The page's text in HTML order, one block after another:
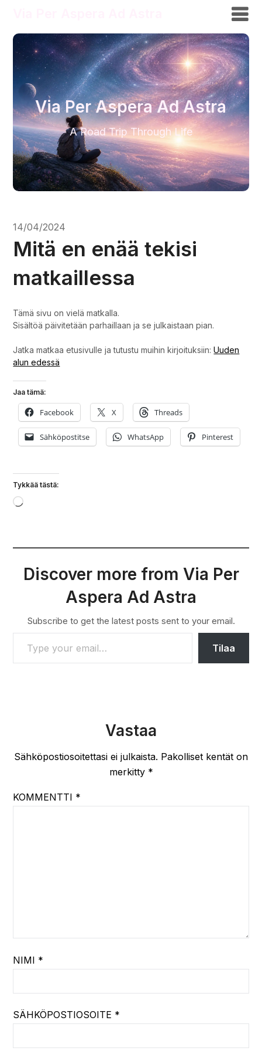
Via Per Aspera Ad Astra
A Road Trip Through Life
14/04/2024
Mitä en enää tekisi
matkaillessa
Tämä sivu on vielä matkalla.
Sisältöä päivitetään parhaillaan ja se julkaistaan pian.
Jatka matkaa etusivulle ja tutustu muihin kirjoituksiin:Uuden
alun edessä
Jaa tämä:
Facebook X Threads
Sähköpostitse WhatsApp Pinterest
Tykkää tästä:
Loading…
Discover more from Via Per
Aspera Ad Astra
Subscribe to get the latest posts sent to your email.
TYPE YOUR EMAIL…
Tilaa
Vastaa
Sähköpostiosoitettasi ei julkaista. Pakolliset kentät on
merkitty *
KOMMENTTI *
NIMI *
SÄHKÖPOSTIOSOITE *